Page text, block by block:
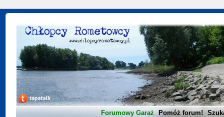
Forumowy Garaż Pomóż forum!